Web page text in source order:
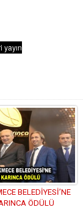
BELEDİYESİ’NE
ÖDÜLÜ